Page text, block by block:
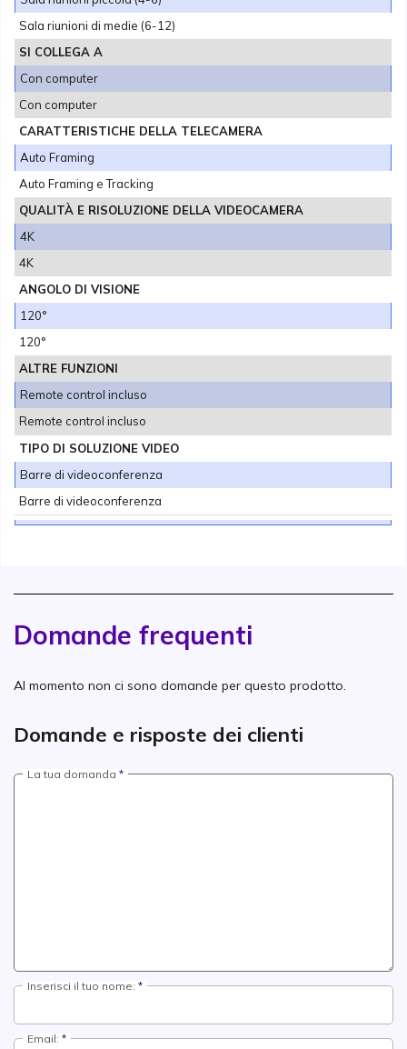
Sala riunioni di medie (6-12)
SI COLLEGA A
Con computer
Con computer
CARATTERISTICHE DELLA TELECAMERA
Auto Framing
Auto Framing e Tracking
QUALITÀ E RISOLUZIONE DELLA VIDEOCAMERA
4K
4K
ANGOLO DI VISIONE
120°
120°
ALTRE FUNZIONI
Remote control incluso
Remote control incluso
TIPO DI SOLUZIONE VIDEO
Barre di videoconferenza
Barre di videoconferenza
Domande frequenti
Al momento non ci sono domande per questo prodotto.
Domande e risposte dei clienti
La tua domanda
Inserisci il tuo nome:
Email: